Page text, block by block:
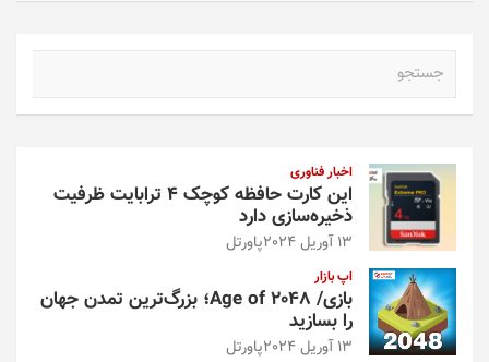
اخبار فناوری
این کارت حافظه کوچک ۴ ترابایت ظرفیت
ذخیره‌سازی دارد
13 آوریل 2024 پاورتل
اپ بازار
بازی/ Age of 2048؛ بزرگ‌ترین تمدن جهان
را بسازید
13 آوریل 2024 پاورتل